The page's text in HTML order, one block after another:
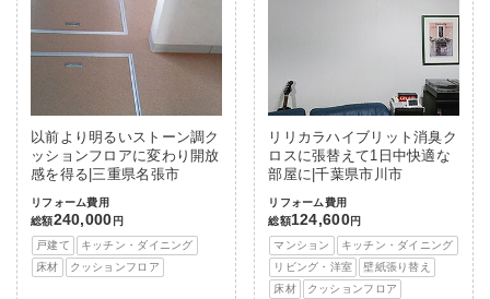
以前より明るいストーン調ク
ッションフロアに変わり開放
感を得る|三重県名張市
リフォーム費用
総額240,000 円
戸建て
キッチン・ダイニング
床材
クッションフロア
リリカラハイブリット消臭ク
ロスに張替えて1日中快適な
部屋に|千葉県市川市
リフォーム費用
総額124,600円
マンション
キッチン・ダイニング
リビング・洋室
壁紙張り替え
床材
クッションフロア